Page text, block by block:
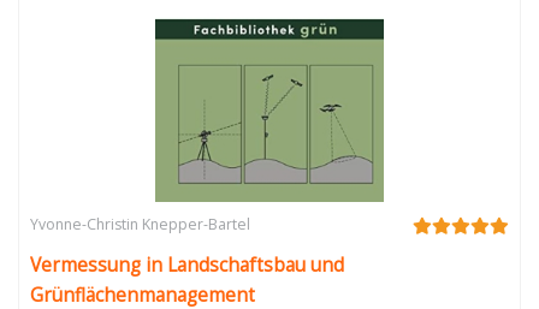
Yvonne-Christin Knepper-Bartel
Vermessung in Landschaftsbau und
Grünflächenmanagement